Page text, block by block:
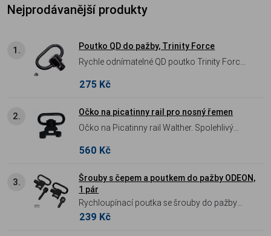
Nejprodávanější produkty
1.
Poutko QD do pažby, Trinity Force
Rychle odnímatelné QD poutko Trinity Force
adaptéry a určené pro jednobodové i
(1,25“).
275 Kč
2.
Očko na picatinny rail pro nosný řemen
Očko na Picatinny rail Walther. Spolehlivý
řemenu, ideální pro malorážky a airsoftové
560 Kč
3.
Šrouby s čepem a poutkem do pažby ODEON,
1 pár
Rychloupínací poutka se šrouby do pažby
ODEON. Praktická sada pro snadné uchycení
239 Kč